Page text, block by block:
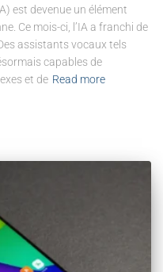
est devenue un élément
Ce mois-ci, l’IA a franchi de
assistants vocaux tels
capables de
et de Read more